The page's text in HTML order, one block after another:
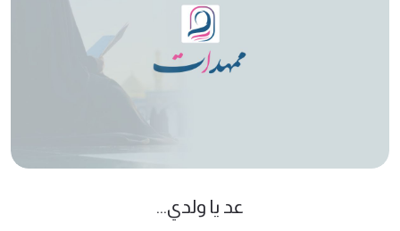
عد يا ولدي...